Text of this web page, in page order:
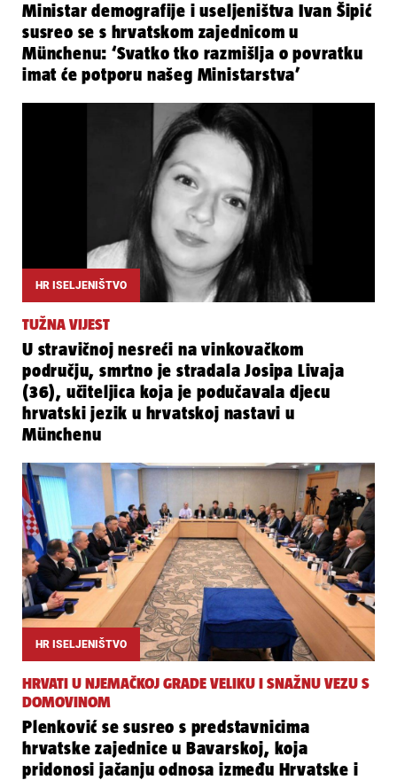
Ministar demografije i useljeništva Ivan Šipić
susreo se s hrvatskom zajednicom u
Münchenu: ‘Svatko tko razmišlja o povratku
imat će potporu našeg Ministarstva’
HR ISELJENIŠTVO
TUŽNA VIJEST
U stravičnoj nesreći na vinkovačkom
području, smrtno je stradala Josipa Livaja
(36), učiteljica koja je podučavala djecu
hrvatski jezik u hrvatskoj nastavi u
Münchenu
HR ISELJENIŠTVO
HRVATI U NJEMAČKOJ GRADE VELIKU I SNAŽNU VEZU S
DOMOVINOM
Plenković se susreo s predstavnicima
hrvatske zajednice u Bavarskoj, koja
pridonosi jačanju odnosa između Hrvatske i